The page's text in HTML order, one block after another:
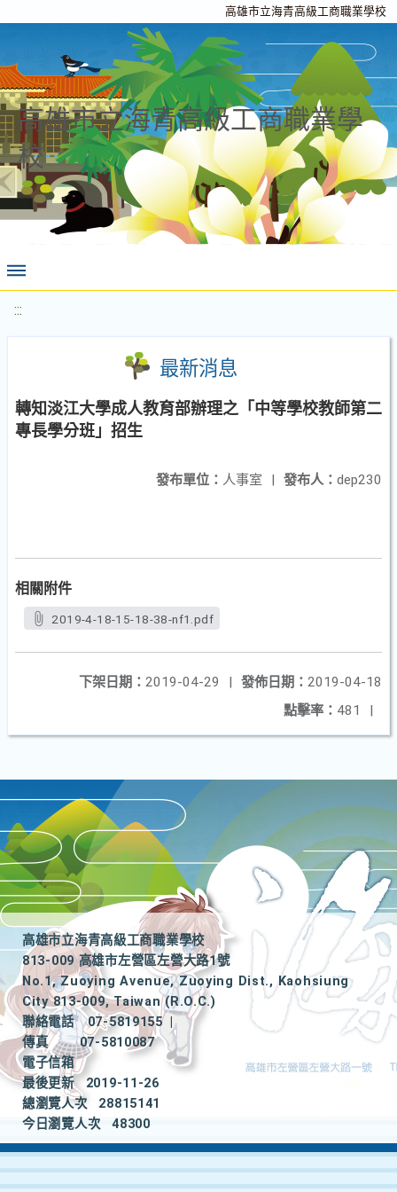
高雄市立海青高級工商職業學校
高雄市立海青高級工商職業學
校
:::
最新消息
轉知淡江大學成人教育部辦理之「中等學校教師第二
專長學分班」招生
發布人： dep230
發布單位： 人事室 |
相關附件
2019-4-18-15-18-38-nf1.pdf
發佈日期： 2019-04-18
下架日期： 2019-04-29
|
點擊率： 481 |
高雄市立海青高級工商職業學校
813-009 高雄市左營區左營大路1號
No.1, Zuoying Avenue, Zuoying Dist., Kaohsiung
City 813-009, Taiwan (R.O.C.)
聯絡電話
07-5819155
|
傳真
07-5810087
電子信箱
最後更新
2019-11-26
總瀏覽人次
28815141
今日瀏覽人次
48300